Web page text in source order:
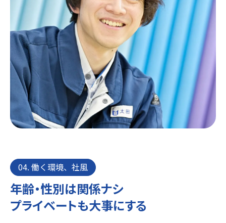
04. 働く環境、社風
年齢・性別は関係ナシ
プライベートも大事にする